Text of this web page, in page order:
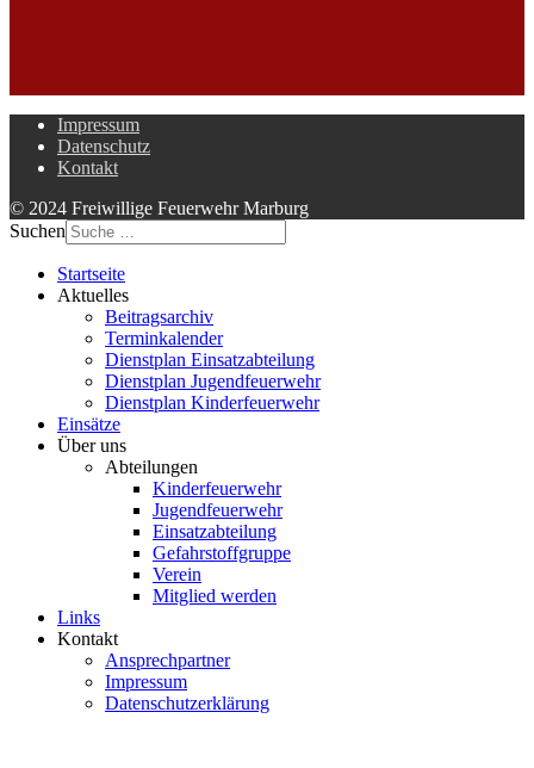
Impressum
Datenschutz
Kontakt
© 2024 Freiwillige Feuerwehr Marburg
Suchen
Startseite
Aktuelles
Beitragsarchiv
Terminkalender
Dienstplan Einsatzabteilung
Dienstplan Jugendfeuerwehr
Dienstplan Kinderfeuerwehr
Einsätze
Über uns
Abteilungen
Kinderfeuerwehr
Jugendfeuerwehr
Einsatzabteilung
Gefahrstoffgruppe
Verein
Mitglied werden
Links
Kontakt
Ansprechpartner
Impressum
Datenschutzerklärung